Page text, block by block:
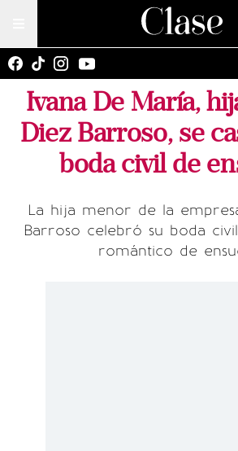
Ivana De María,
Diez Barroso, se
boda civil de
La hija menor de la
Barroso celebró su boda
romántico de